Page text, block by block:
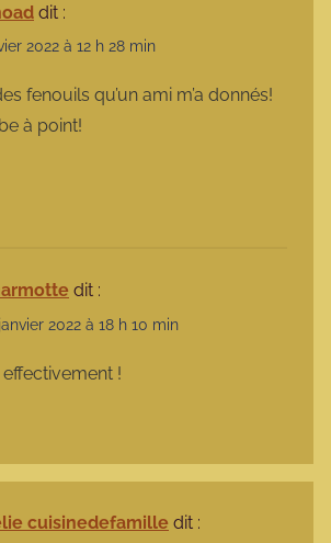
dit :
2022 à 12 h 28 min
fenouils qu’un ami m’a donnés!
à point!
dit :
2022 à 18 h 10 min
effectivement !
cuisinedefamille dit :